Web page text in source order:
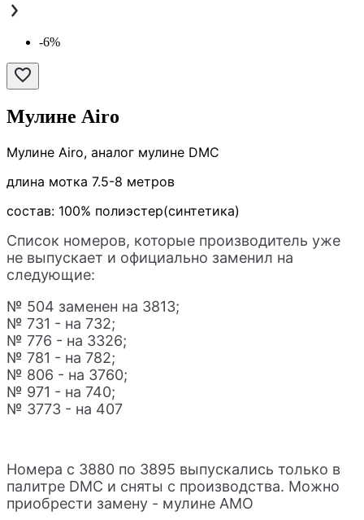
-6%
Мулине Airo
Мулине Airo, аналог мулине DMC
длина мотка 7.5-8 метров
состав: 100% полиэстер(синтетика)
Список номеров, которые производитель уже
не выпускает и официально заменил на
следующие:
№ 504 заменен на 3813;
№ 731 - на 732;
№ 776 - на 3326;
№ 781 - на 782;
№ 806 - на 3760;
№ 971 - на 740;
№ 3773 - на 407
Номера с 3880 по 3895 выпускались только в
палитре DMC и сняты с производства. Можно
приобрести замену - мулине AMO